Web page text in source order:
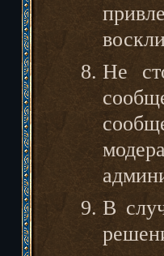
Не
В